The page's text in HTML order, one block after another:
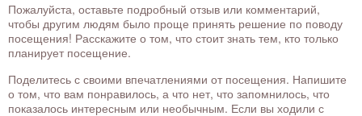
Пожалуйста, оставьте подробный отзыв или комментарий,
чтобы другим людям было проще принять решение по поводу
посещения! Расскажите о том, что стоит знать тем, кто только
планирует посещение.
Поделитесь с своими впечатлениями от посещения. Напишите
о том, что вам понравилось, а что нет, что запомнилось, что
показалось интересным или необычным. Если вы ходили с